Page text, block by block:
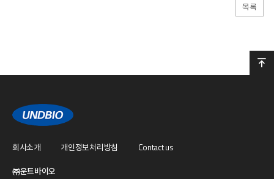
목록
회사소개 개인정보처리방침
Contact us
㈜운트바이오